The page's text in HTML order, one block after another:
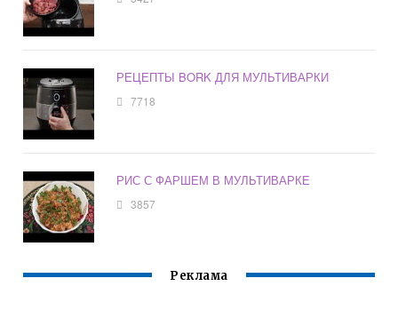
РЕЦЕПТЫ BORK ДЛЯ МУЛЬТИВАРКИ
7718
РИС С ФАРШЕМ В МУЛЬТИВАРКЕ
3857
Реклама